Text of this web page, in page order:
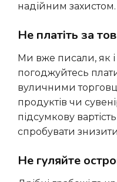
надійним
Не платіть за
Ми вже писали, як і чому важливо торгуватися на Занзібарі. Також є ще одне важливе правило: ніколи не
погоджуйтесь
вуличними
продуктів чи
підсумкову
спробувати
Не гуляйте